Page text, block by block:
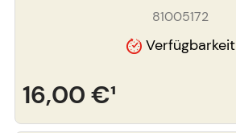
81005172
Verfügbarkeit
16,00 €¹